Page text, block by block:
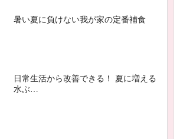
暑い夏に負けない我が家の定番補食
日常生活から改善できる！ 夏に増える
水ぶ…